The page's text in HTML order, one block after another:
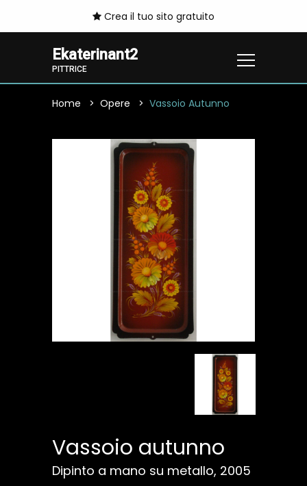
Crea il tuo sito gratuito
Ekaterinant2
PITTRICE
Home Opere Vassoio Autunno
Vassoio autunno
Dipinto a mano su metallo, 2005